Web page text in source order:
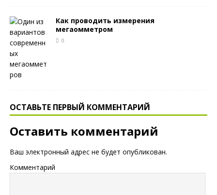
Как проводить измерения
мегаомметром
0
ОСТАВЬТЕ ПЕРВЫЙ КОММЕНТАРИЙ
Оставить комментарий
Ваш электронный адрес не будет опубликован.
Комментарий